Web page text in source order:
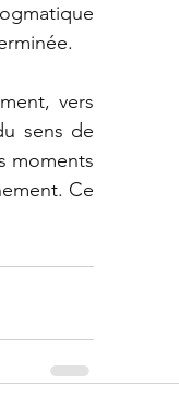
vers
sens de
moments
Ce